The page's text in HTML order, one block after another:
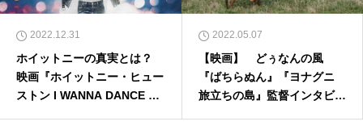
2022.12.31
ホイットニーの真実とは？
映画『ホイットニー・ヒュー
ストン I WANNA DANCE WI
2022.05.07
【映画】 どぅなんの風
『ばちらぬん』『ヨナグニ
旅立ちの島』監督インタビュ